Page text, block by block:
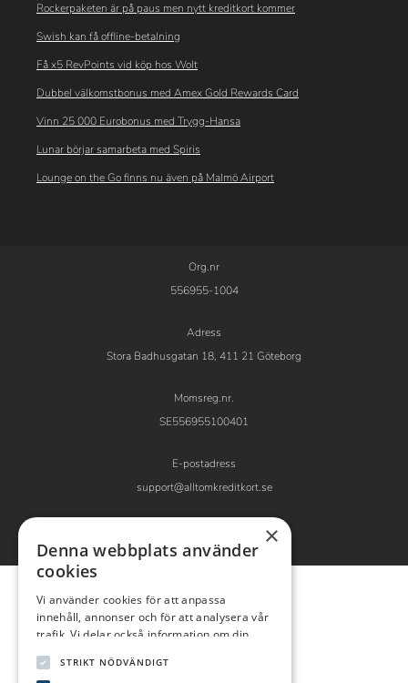
Rockerpaketen är på paus men nytt kreditkort kommer
Swish kan få offline-betalning
Få x5 RevPoints vid köp hos Wolt
Dubbel välkomstbonus med Amex Gold Rewards Card
Vinn 25 000 Eurobonus med Trygg-Hansa
Lunar börjar samarbeta med Spiris
Lounge on the Go finns nu även på Malmö Airport
Org.nr
556955-1004
Adress
Stora Badhusgatan 18, 411 21 Göteborg
Momsreg.nr.
SE556955100401
E-postadress
support@alltomkreditkort.se
×
Denna webbplats använder
cookies
Vi använder cookies för att anpassa
innehåll, annonser och för att analysera vår
trafik. Vi delar också information om din
reklam- och analyspartners som kan
STRIKT NÖDVÄNDIGT